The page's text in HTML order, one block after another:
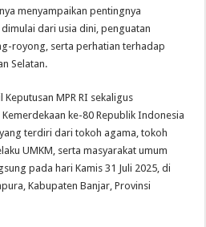
menyampaikan pentingnya
dari usia dini, penguatan
royong, serta perhatian terhadap
Selatan.
MPR RI sekaligus
ke-80 Republik Indonesia
terdiri dari tokoh agama, tokoh
UMKM, serta masyarakat umum
pada hari Kamis 31 Juli 2025, di
Kabupaten Banjar, Provinsi